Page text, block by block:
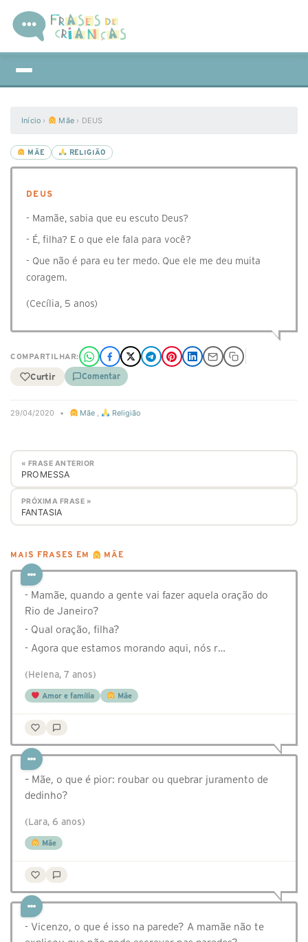
Início › Mãe › DEUS
MÃE RELIGIÃO
DEUS
- Mamãe, sabia que eu escuto Deus?
- É, filha? E o que ele fala para você?
- Que não é para eu ter medo. Que ele me deu muita
coragem.
(Cecília, 5 anos)
COMPARTILHAR:
Curtir Comentar
29/04/2020 • Mãe , Religião
« FRASE ANTERIOR
PROMESSA
PRÓXIMA FRASE »
FANTASIA
MAIS FRASES EM MÃE
- Mamãe, quando a gente vai fazer aquela oração do
Rio de Janeiro?
- Qual oração, filha?
- Agora que estamos morando aqui, nós r…
(Helena, 7 anos)
Amor e família Mãe
– Mãe, o que é pior: roubar ou quebrar juramento de
dedinho?
(Lara, 6 anos)
Mãe
- Vicenzo, o que é isso na parede? A mamãe não te